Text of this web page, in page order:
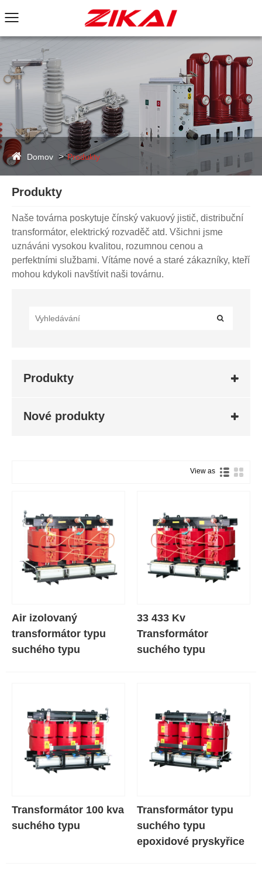
Domov Produkty
Produkty
Naše továrna poskytuje čínský vakuový jistič, distribuční
transformátor, elektrický rozvaděč atd. Všichni jsme
uznáváni vysokou kvalitou, rozumnou cenou a
perfektními službami. Vítáme nové a staré zákazníky, kteří
mohou kdykoli navštívit naši továrnu.
Produkty
Nové produkty
View as
Air izolovaný
transformátor typu
suchého typu
33 433 Kv
Transformátor
suchého typu
Transformátor 100 kva
suchého typu
Transformátor typu
suchého typu
epoxidové pryskyřice